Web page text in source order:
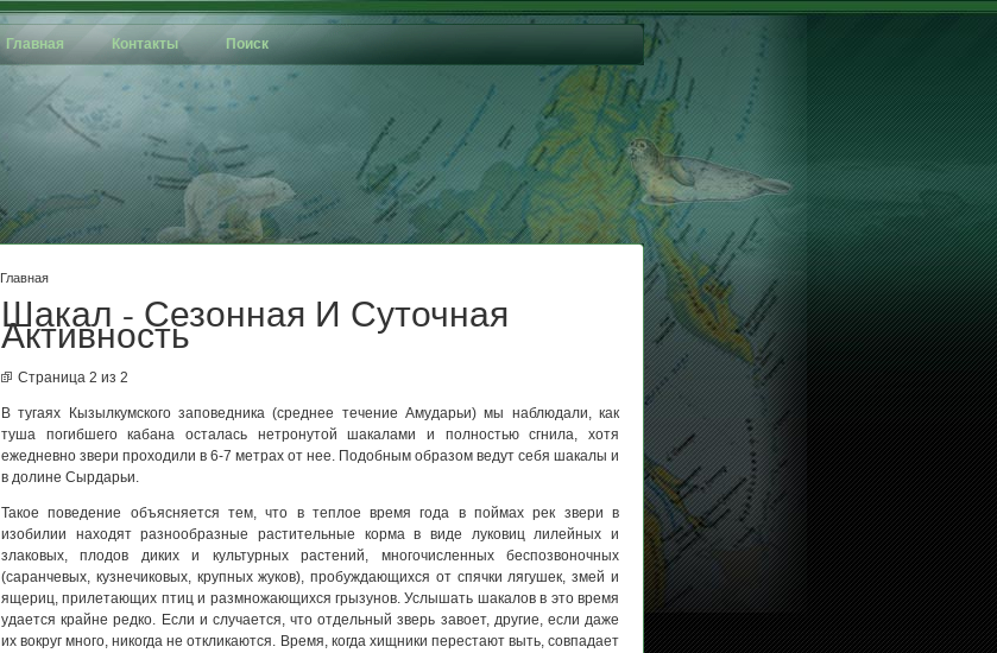
Главная Контакты Поиск
Главная
Шакал - Сезонная И Суточная
Активность
Страница 2 из 2
В тугаях Кызылкумского заповедника (среднее течение Амударьи) мы наблюдали, как
туша погибшего кабана осталась нетронутой шакалами и полностью сгнила, хотя
ежедневно звери проходили в 6-7 метрах от нее. Подобным образом ведут себя шакалы и
в долине Сырдарьи.
Такое поведение объясняется тем, что в теплое время года в поймах рек звери в
изобилии находят разнообразные растительные корма в виде луковиц лилейных и
злаковых, плодов диких и культурных растений, многочисленных беспозвоночных
(саранчевых, кузнечиковых, крупных жуков), пробуждающихся от спячки лягушек, змей и
ящериц, прилетающих птиц и размножающихся грызунов. Услышать шакалов в это время
удается крайне редко. Если и случается, что отдельный зверь завоет, другие, если даже
их вокруг много, никогда не откликаются. Время, когда хищники перестают выть, совпадает